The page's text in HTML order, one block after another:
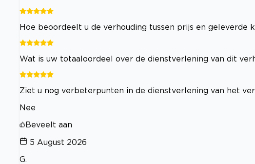
Hoe beoordeelt u de verhouding tussen prijs en geleverde
Wat is uw totaaloordeel over de dienstverlening van dit
Ziet u nog verbeterpunten in de dienstverlening van het
Nee
Beveelt aan
5 August 2026
G.